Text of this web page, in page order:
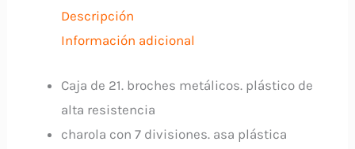
Descripción
Información adicional
Caja de 21. broches metálicos. plástico de
alta resistencia
charola con 7 divisiones. asa plástica